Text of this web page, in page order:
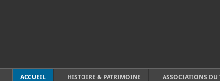
ACCUEIL HISTOIRE & PATRIMOINE ASSOCIATIONS DU